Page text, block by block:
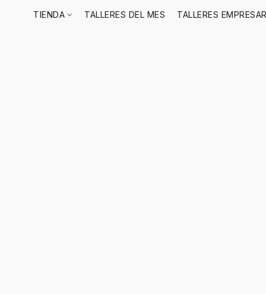
TIENDA TALLERES DEL MES TALLERES